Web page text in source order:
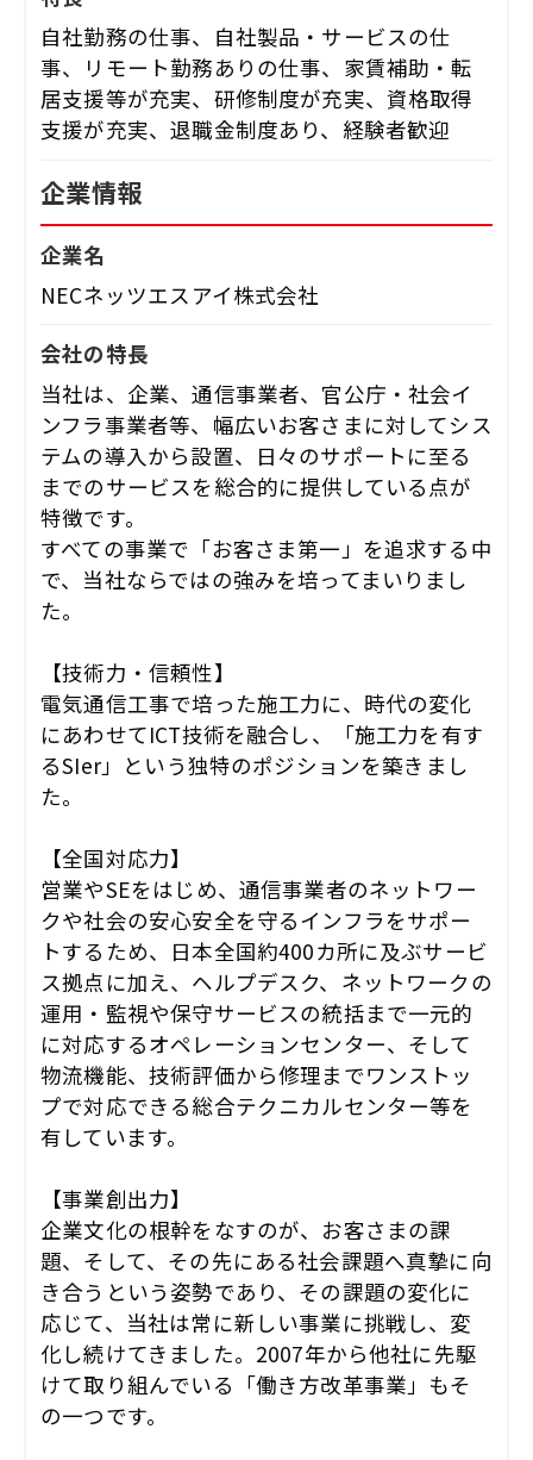
自社勤務の仕事、自社製品・サービスの仕
事、リモート勤務ありの仕事、家賃補助・転
居支援等が充実、研修制度が充実、資格取得
支援が充実、退職金制度あり、経験者歓迎
企業情報
企業名
NECネッツエスアイ株式会社
会社の特長
当社は、企業、通信事業者、官公庁・社会イ
ンフラ事業者等、幅広いお客さまに対してシス
テムの導入から設置、日々のサポートに至る
までのサービスを総合的に提供している点が
特徴です。
すべての事業で「お客さま第一」を追求する中
で、当社ならではの強みを培ってまいりまし
た。
【技術力・信頼性】
電気通信工事で培った施工力に、時代の変化
にあわせてICT技術を融合し、「施工力を有す
るSIer」という独特のポジションを築きまし
た。
【全国対応力】
営業やSEをはじめ、通信事業者のネットワー
クや社会の安心安全を守るインフラをサポー
トするため、日本全国約400カ所に及ぶサービ
ス拠点に加え、ヘルプデスク、ネットワークの
運用・監視や保守サービスの統括まで一元的
に対応するオペレーションセンター、そして
物流機能、技術評価から修理までワンストッ
プで対応できる総合テクニカルセンター等を
有しています。
【事業創出力】
企業文化の根幹をなすのが、お客さまの課
題、そして、その先にある社会課題へ真摯に向
き合うという姿勢であり、その課題の変化に
応じて、当社は常に新しい事業に挑戦し、変
化し続けてきました。2007年から他社に先駆
けて取り組んでいる「働き方改革事業」もそ
の一つです。